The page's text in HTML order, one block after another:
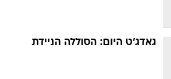
גאדג'ט היום: הסוללה הניידת